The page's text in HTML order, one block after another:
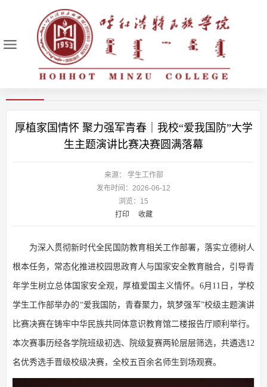
厚植家国情怀 聚力强军青春｜我校“爱我国防”大学
生主题演讲比赛决赛圆满落幕
来源： 学生工作部
发布时间：2026-06-12
浏览： 15
打印
收藏
为深入贯彻新时代全民国防教育相关工作部署，落实立德树人
根本任务，常态化推进校园思政育人与国家安全教育融合，引导青
年学生树立总体国家安全观，厚植爱国主义情怀。6月11日，学校
学生工作部举办的“爱我国防，青春聚力，筑梦强军”校级主题演讲
比赛决赛在铸牢中华民族共同体意识教育馆二楼报告厅顺利举行。
本次赛事历经各学院班级初选、院级复赛两轮层层筛选，共遴选12
名优秀选手晋级校级决赛，全校五百余名师生到场观赛。